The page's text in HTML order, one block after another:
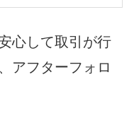
心して取引が行
アフターフォロ